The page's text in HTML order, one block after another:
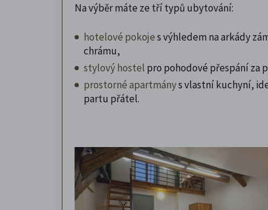
Na výběr máte ze tří typů ubytování:
hotelové pokojes výhledem na arkády
chrámu,
stylový hostel pro pohodové přespání za
prostorné apartmánys vlastní kuchyní,
partu přátel.